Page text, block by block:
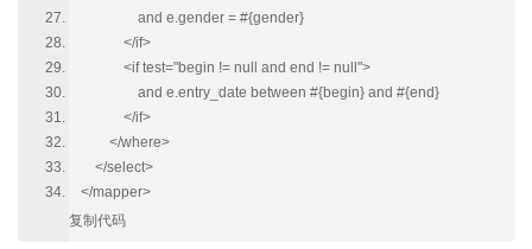
and e.gender = #{gender}
</if>
<if test="begin != null and end != null">
and e.entry_date between #{begin} and #{end}
</if>
</where>
</select>
</mapper>
复制代码